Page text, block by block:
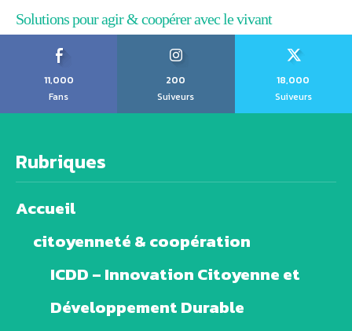
Solutions pour agir & coopérer avec le vivant
11,000
Fans
200
Suiveurs
18,000
Suiveurs
Rubriques
Accueil
citoyenneté & coopération
ICDD – Innovation Citoyenne et
Développement Durable